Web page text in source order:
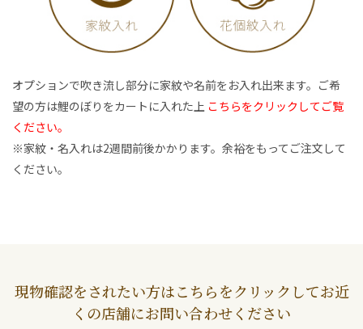
オプションで吹き流し部分に家紋や名前をお入れ出来ます。ご希
望の方は鯉のぼりをカートに入れた上 こちらをクリックしてご覧
ください。
※家紋・名入れは2週間前後かかります。余裕をもってご注文して
ください。
現物確認をされたい方はこちらをクリックしてお近
くの店舗にお問い合わせください